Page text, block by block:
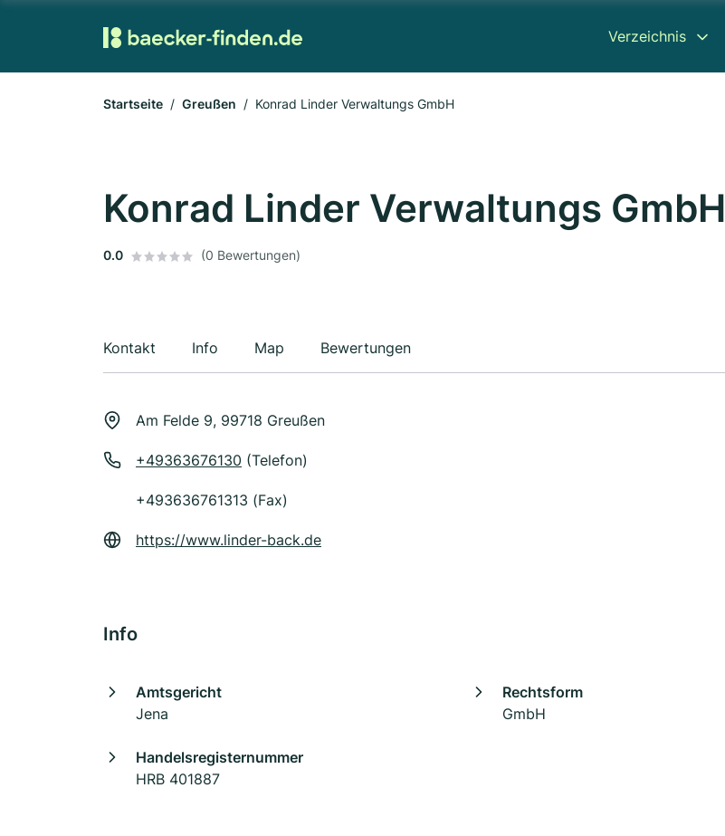
Verzeichnis
Startseite Greußen Konrad Linder Verwaltungs GmbH
Konrad Linder Verwaltungs GmbH
0.0 (0 Bewertungen)
Kontakt Info Map Bewertungen
Am Felde 9, 99718 Greußen
+49363676130 (Telefon)
+493636761313 (Fax)
https://www.linder-back.de
Info
Amtsgericht
Jena
Rechtsform
GmbH
Handelsregisternummer
HRB 401887